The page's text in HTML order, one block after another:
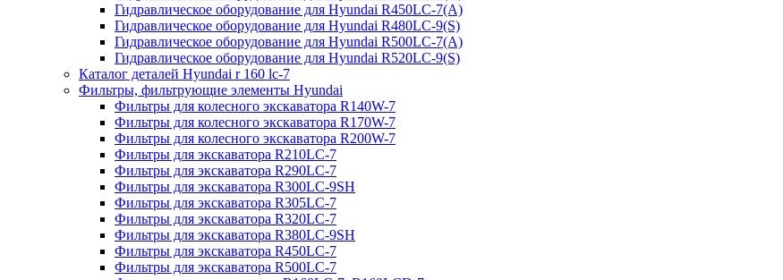
Гидравлическое оборудование для Hyundai R450LC-7(A)
Гидравлическое оборудование для Hyundai R480LC-9(S)
Гидравлическое оборудование для Hyundai R500LC-7(A)
Гидравлическое оборудование для Hyundai R520LC-9(S)
Каталог деталей Hyundai r 160 lc-7
Фильтры, фильтрующие элементы Hyundai
Фильтры для колесного экскаватора R140W-7
Фильтры для колесного экскаватора R170W-7
Фильтры для колесного экскаватора R200W-7
Фильтры для экскаватора R210LC-7
Фильтры для экскаватора R290LC-7
Фильтры для экскаватора R300LC-9SH
Фильтры для экскаватора R305LC-7
Фильтры для экскаватора R320LC-7
Фильтры для экскаватора R380LC-9SH
Фильтры для экскаватора R450LC-7
Фильтры для экскаватора R500LC-7